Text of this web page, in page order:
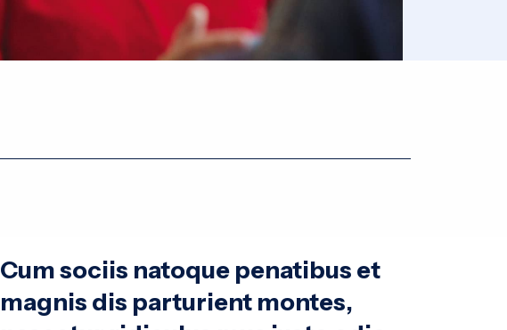
Cum sociis natoque penatibus et
magnis dis parturient montes,